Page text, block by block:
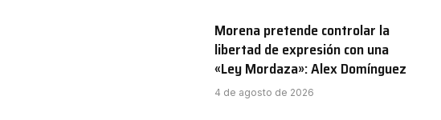
Morena pretende controlar la
libertad de expresión con una
«Ley Mordaza»: Alex Domínguez
4 de agosto de 2026